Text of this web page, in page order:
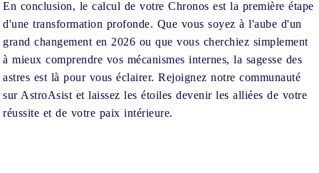
En conclusion, le calcul de votre Chronos est la première étape
d'une transformation profonde. Que vous soyez à l'aube d'un
grand changement en 2026 ou que vous cherchiez simplement
à mieux comprendre vos mécanismes internes, la sagesse des
astres est là pour vous éclairer. Rejoignez notre communauté
sur AstroAsist et laissez les étoiles devenir les alliées de votre
réussite et de votre paix intérieure.